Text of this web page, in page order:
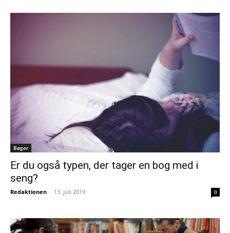
Bøger
Er du også typen, der tager en bog med i
seng?
Redaktionen - 13. juli 2019 0